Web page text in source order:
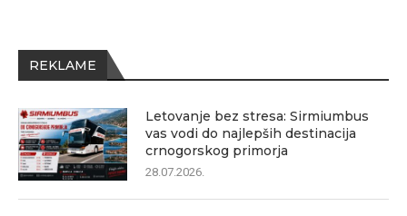
REKLAME
Letovanje bez stresa: Sirmiumbus
vas vodi do najlepših destinacija
crnogorskog primorja
28.07.2026.